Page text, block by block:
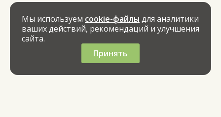
Мы используем cookie-файлы для аналитики
ваших действий, рекомендаций и улучшения
сайта.
Принять